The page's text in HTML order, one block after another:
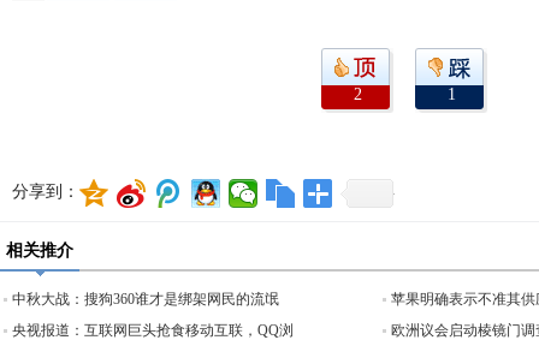
2 1
分享到：
相关推介
中秋大战：搜狗360谁才是绑架网民的流氓
央视报道：互联网巨头抢食移动互联，QQ浏
苹果明确表示不准其
欧洲议会启动棱镜门